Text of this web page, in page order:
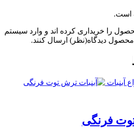
است.
را خریداری کرده اند و وارد سیستم
محصول دیدگاه(نظر) ارسال کنند.
آبنبات
فرنگی